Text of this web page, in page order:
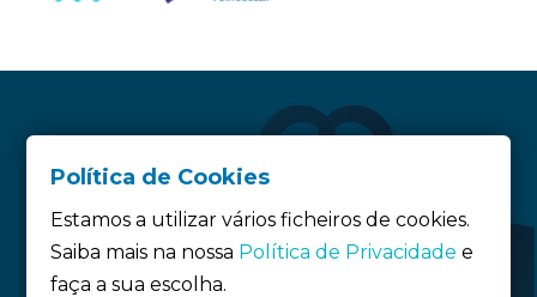
Política de Cookies
Estamos a utilizar vários ficheiros de cookies.
Saiba mais na nossa Política de Privacidade e
faça a sua escolha.